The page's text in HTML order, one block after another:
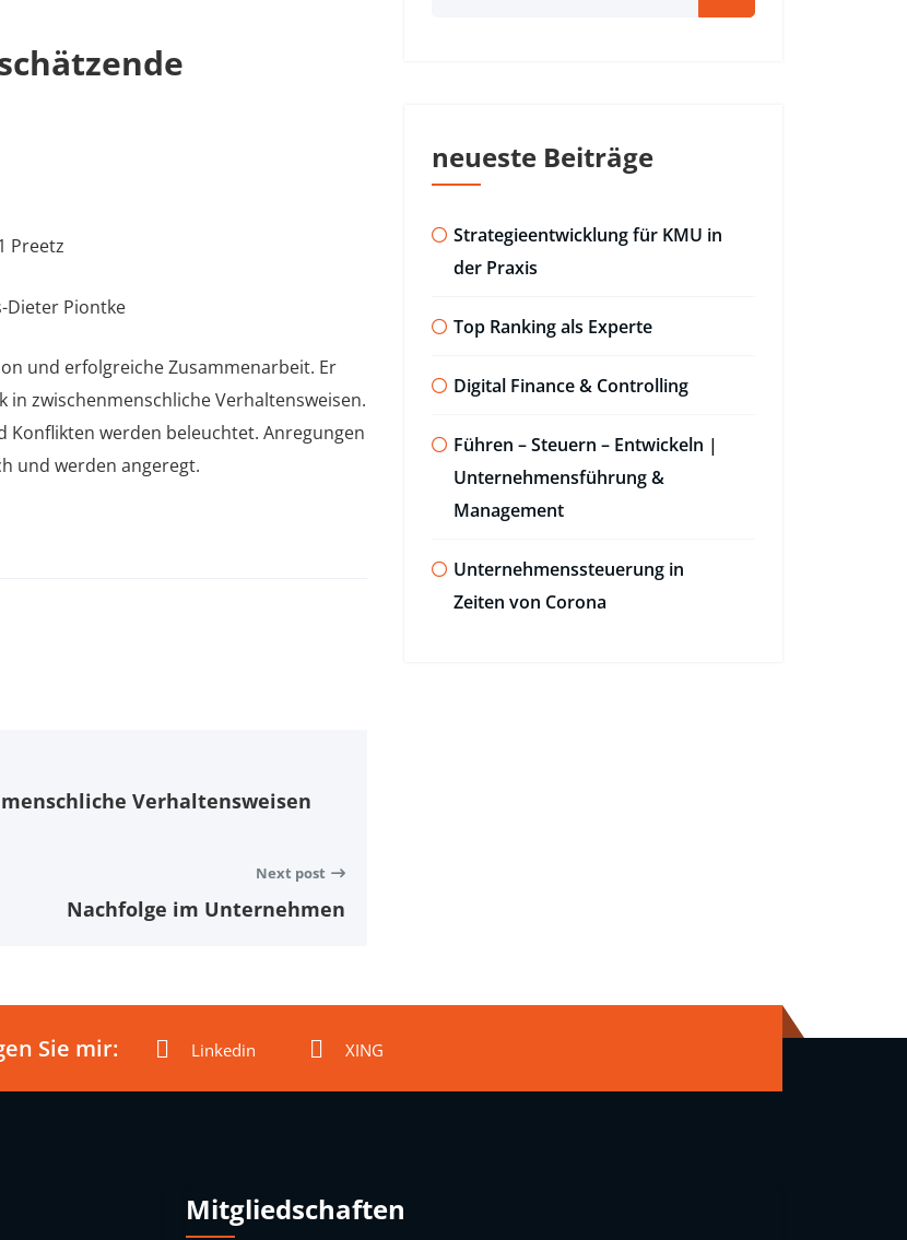
Preetz
Dieter Piontke
und erfolgreiche Zusammenarbeit. Er
zwischenmenschliche Verhaltensweisen.
Konflikten werden beleuchtet. Anregungen
und werden angeregt.
Verhaltensweisen
Next post
Nachfolge im Unternehmen
neueste Beiträge
Strategieentwicklung für KMU in
der Praxis
Top Ranking als Experte
Digital Finance & Controlling
Führen – Steuern – Entwickeln |
Unternehmensführung &
Management
Unternehmenssteuerung in
Zeiten von Corona
Sie mir: Linkedin XING
Mitgliedschaften